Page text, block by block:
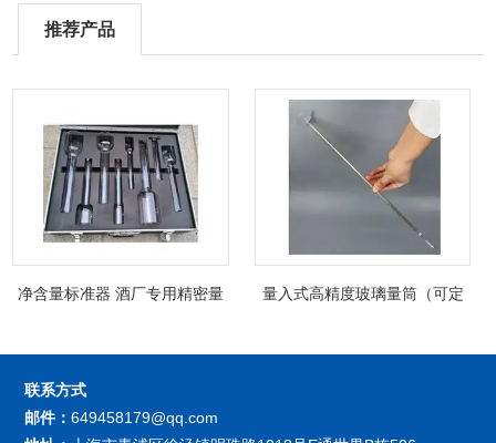
推荐产品
净含量标准器 酒厂专用精密量
量入式高精度玻璃量筒（可定
联系方式
邮件：649458179@qq.com